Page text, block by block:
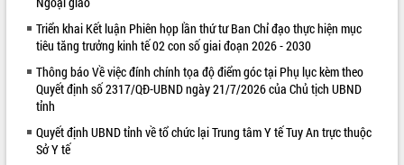
VIDEO
Triển khai Kết luận Phiên họp lần thứ tư Ban Chỉ đạo thực hiện mục
tiêu tăng trưởng kinh tế 02 con số giai đoạn 2026 - 2030
Thông báo Về việc đính chính tọa độ điểm góc tại Phụ lục kèm theo
Quyết định số 2317/QĐ-UBND ngày 21/7/2026 của Chủ tịch UBND
tỉnh
Quyết định UBND tỉnh về tổ chức lại Trung tâm Y tế Tuy An trực thuộc
Sở Y tế